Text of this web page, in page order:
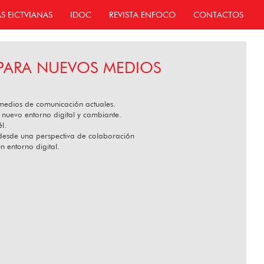
EICTVIANAS IDOC REVISTA ENFOCO CONTACTOS
NUEVOS MEDIOS
de comunicación actuales.
entorno digital y cambiante.
una perspectiva de colaboración
entorno digital.